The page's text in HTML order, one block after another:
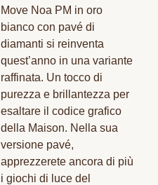
Move Noa PM in oro
bianco con pavé di
diamanti si reinventa
quest’anno in una variante
raffinata. Un tocco di
purezza e brillantezza per
esaltare il codice grafico
della Maison. Nella sua
versione pavé,
apprezzerete ancora di più
i giochi di luce del